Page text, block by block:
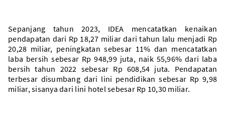
Sepanjang tahun 2023, IDEA mencatatkan kenaikan
pendapatan dari Rp 18,27 miliar dari tahun lalu menjadi Rp
20,28 miliar, peningkatan sebesar 11% dan mencatatkan
laba bersih sebesar Rp 948,99 juta, naik 55,96% dari laba
bersih tahun 2022 sebesar Rp 608,54 juta. Pendapatan
terbesar disumbang dari lini pendidikan sebesar Rp 9,98
miliar, sisanya dari lini hotel sebesar Rp 10,30 miliar.